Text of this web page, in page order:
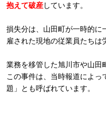
抱えて破産しています。
損失分は、山田町が一時的に
雇された現地の従業員たちは
業務を移管した旭川市や山田
この事件は、 当時報道によっ
題」とも呼ばれています。